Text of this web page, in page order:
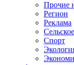
Прочие
Регион
Реклама
Спорт